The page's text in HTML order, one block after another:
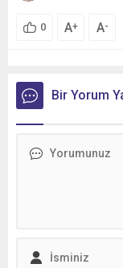
0 A+ A-
Bir Yorum